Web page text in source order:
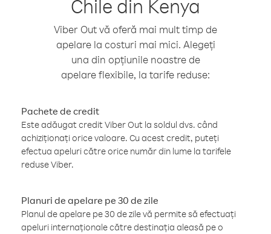
Chile din Kenya
Viber Out vă oferă mai mult timp de
apelare la costuri mai mici. Alegeți
una din opțiunile noastre de
apelare flexibile, la tarife reduse:
Pachete de credit
Este adăugat credit Viber Out la soldul dvs. când
achiziționați orice valoare. Cu acest credit, puteți
efectua apeluri către orice număr din lume la tarifele
reduse Viber.
Planuri de apelare pe 30 de zile
Planul de apelare pe 30 de zile vă permite să efectuați
apeluri internaționale către destinația aleasă pe o